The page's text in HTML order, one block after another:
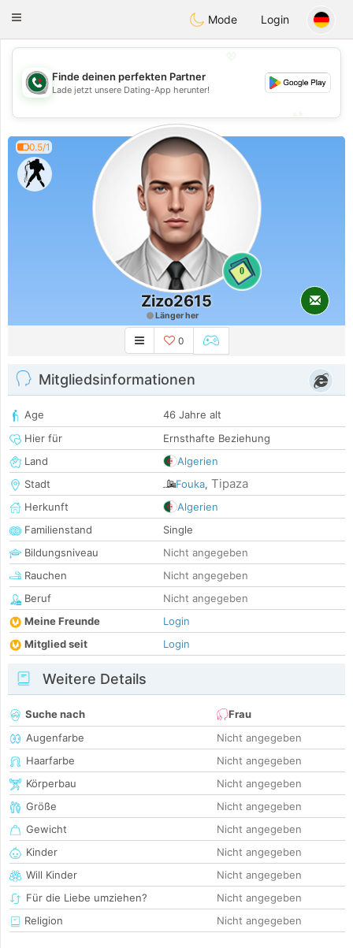
Weshrak
Toggle
Mode Login
💖
💕
Finde deinen perfekten Partner
Lade jetzt unsere Dating-App herunter!
0.5/1
0
Zizo2615
Länger her
0
Mitgliedsinformationen
Age
46 Jahre alt
Hier für
Ernsthafte Beziehung
Land
Algerien
Stadt
Fouka, Tipaza
Herkunft
Algerien
Familienstand
Single
Bildungsniveau
Nicht angegeben
Rauchen
Nicht angegeben
Beruf
Nicht angegeben
Meine Freunde
Login
Mitglied seit
Login
Weitere Details
Suche nach
Frau
Augenfarbe
Nicht angegeben
Haarfarbe
Nicht angegeben
Körperbau
Nicht angegeben
Größe
Nicht angegeben
Gewicht
Nicht angegeben
Kinder
Nicht angegeben
Will Kinder
Nicht angegeben
Für die Liebe umziehen?
Nicht angegeben
Religion
Nicht angegeben